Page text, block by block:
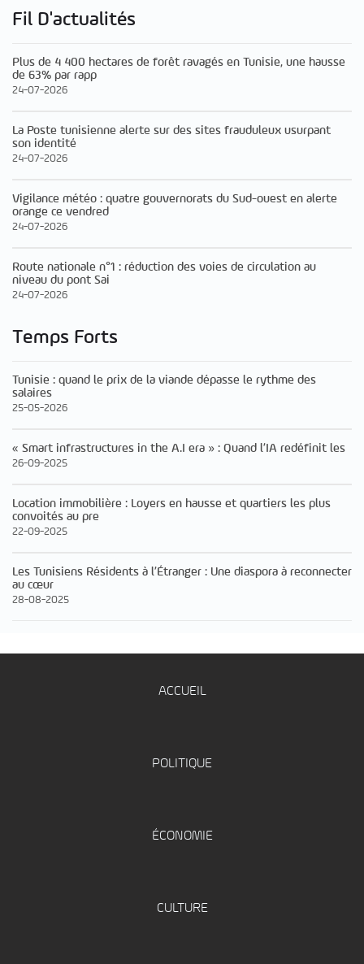
Fil D'actualités
Plus de 4 400 hectares de forêt ravagés en Tunisie, une hausse
de 63% par rapp
24-07-2026
La Poste tunisienne alerte sur des sites frauduleux usurpant
son identité
24-07-2026
Vigilance météo : quatre gouvernorats du Sud-ouest en alerte
orange ce vendred
24-07-2026
Route nationale n°1 : réduction des voies de circulation au
niveau du pont Sai
24-07-2026
Temps Forts
Tunisie : quand le prix de la viande dépasse le rythme des
salaires
25-05-2026
« Smart infrastructures in the A.I era » : Quand l’IA redéfinit les
26-09-2025
Location immobilière : Loyers en hausse et quartiers les plus
convoités au pre
22-09-2025
Les Tunisiens Résidents à l’Étranger : Une diaspora à reconnecter
au cœur
28-08-2025
ACCUEIL
POLITIQUE
ÉCONOMIE
CULTURE